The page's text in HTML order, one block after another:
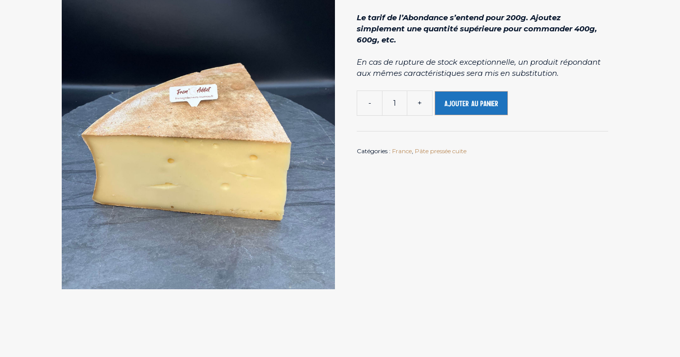
Le tarif de l’Abondance s’entend pour 200g. Ajoutez
simplement une quantité supérieure pour commander 400g,
600g, etc.
En cas de rupture de stock exceptionnelle, un produit répondant
aux mêmes caractéristiques sera mis en substitution.
-
de
Abondance
-
+ Ajouter au panier
Catégories : France Pâte pressée cuite